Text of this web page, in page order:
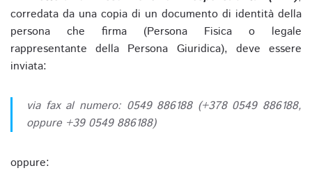
corredata da una copia di un documento di identità della
persona che firma (Persona Fisica o legale
rappresentante della Persona Giuridica), deve essere
inviata:
via fax al numero: 0549 886188 (+378 0549 886188,
oppure +39 0549 886188)
oppure: